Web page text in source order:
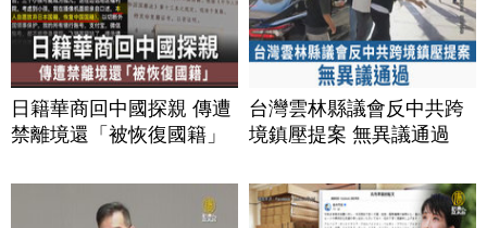
日籍華商回中國探親 傳遭
禁離境還「被恢復國籍」
台灣雲林縣議會反中共跨
境鎮壓提案 無異議通過